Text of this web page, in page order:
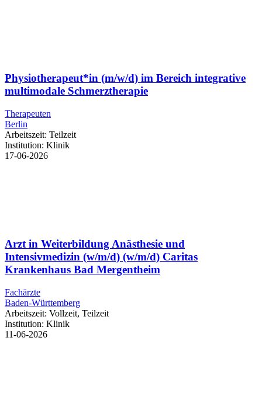
Physiotherapeut*in (m/w/d) im Bereich integrative
multimodale Schmerztherapie
Therapeuten
Berlin
Arbeitszeit: Teilzeit
Institution: Klinik
17-06-2026
Arzt in Weiterbildung Anästhesie und
Intensivmedizin (w/m/d) (w/m/d) Caritas
Krankenhaus Bad Mergentheim
Fachärzte
Baden-Württemberg
Arbeitszeit: Vollzeit, Teilzeit
Institution: Klinik
11-06-2026